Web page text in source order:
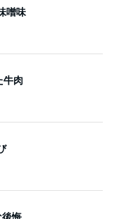
噌味
牛肉
後悔